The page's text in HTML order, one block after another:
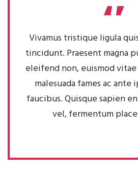
Vivamus tristique ligula
tincidunt. Praesent magna
eleifend non, euismod
malesuada fames ac ante
faucibus. Quisque sapien
vel, fermentum